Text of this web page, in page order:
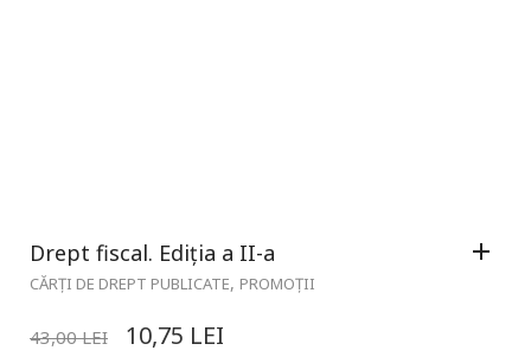
Drept fiscal. Ediția a II-a
CĂRȚI DE DREPT PUBLICATE, PROMOȚII
43,00LEI 10,75 LEI